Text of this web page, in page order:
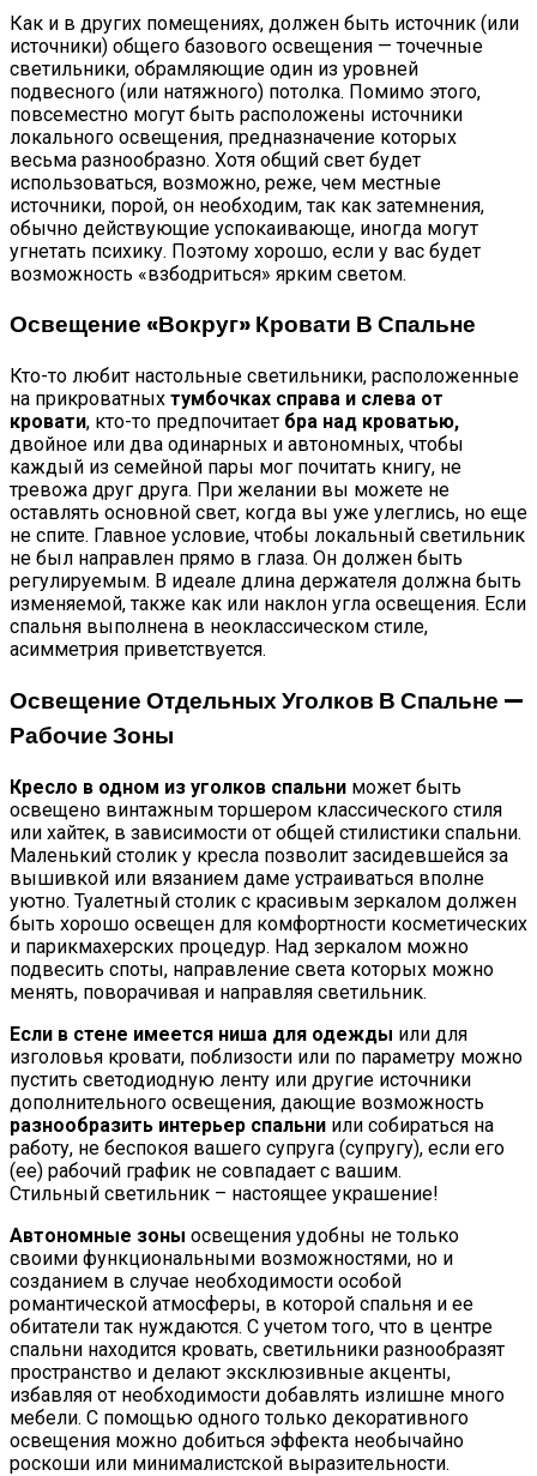
Как и в других помещениях, должен быть источник (или
источники) общего базового освещения — точечные
светильники, обрамляющие один из уровней
подвесного (или натяжного) потолка. Помимо этого,
повсеместно могут быть расположены источники
локального освещения, предназначение которых
весьма разнообразно. Хотя общий свет будет
использоваться, возможно, реже, чем местные
источники, порой, он необходим, так как затемнения,
обычно действующие успокаивающе, иногда могут
угнетать психику. Поэтому хорошо, если у вас будет
возможность «взбодриться» ярким светом.
Освещение «вокруг» Кровати В Спальне
Кто-то любит настольные светильники, расположенные
на прикроватных тумбочках справа и слева от
кровати, кто-то предпочитает бра над кроватью,
двойное или два одинарных и автономных, чтобы
каждый из семейной пары мог почитать книгу, не
тревожа друг друга. При желании вы можете не
оставлять основной свет, когда вы уже улеглись, но еще
не спите. Главное условие, чтобы локальный светильник
не был направлен прямо в глаза. Он должен быть
регулируемым. В идеале длина держателя должна быть
изменяемой, также как или наклон угла освещения. Если
спальня выполнена в неоклассическом стиле,
асимметрия приветствуется.
Освещение Отдельных Уголков В Спальне —
Рабочие Зоны
Кресло в одном из уголков спальни может быть
освещено винтажным торшером классического стиля
или хайтек, в зависимости от общей стилистики спальни.
Маленький столик у кресла позволит засидевшейся за
вышивкой или вязанием даме устраиваться вполне
уютно. Туалетный столик с красивым зеркалом должен
быть хорошо освещен для комфортности косметических
и парикмахерских процедур. Над зеркалом можно
подвесить споты, направление света которых можно
менять, поворачивая и направляя светильник.
Если в стене имеется ниша для одежды или для
изголовья кровати, поблизости или по параметру можно
пустить светодиодную ленту или другие источники
дополнительного освещения, дающие возможность
разнообразить интерьер спальни или собираться на
работу, не беспокоя вашего супруга (супругу), если его
(ее) рабочий график не совпадает с вашим.
Стильный светильник – настоящее украшение!
Автономные зоны освещения удобны не только
своими функциональными возможностями, но и
созданием в случае необходимости особой
романтической атмосферы, в которой спальня и ее
обитатели так нуждаются. С учетом того, что в центре
спальни находится кровать, светильники разнообразят
пространство и делают эксклюзивные акценты,
избавляя от необходимости добавлять излишне много
мебели. С помощью одного только декоративного
освещения можно добиться эффекта необычайно
роскоши или минималистской выразительности.